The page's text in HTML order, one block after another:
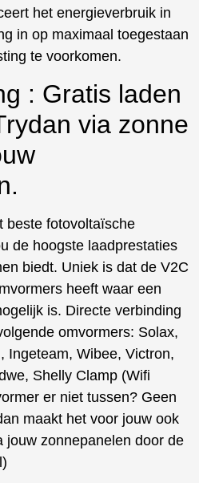
het energieverbruik in
in op maximaal toegestaan
te voorkomen.
: Gratis laden
via zonne
beste fotovoltaïsche
de hoogste laadprestaties
biedt. Uniek is dat de V2C
heeft waar een
is. Directe verbinding
omvormers: Solax,
Ingeteam, Wibee, Victron,
Shelly Clamp (Wifi
er niet tussen? Geen
maakt het voor jouw ook
jouw zonnepanelen door de